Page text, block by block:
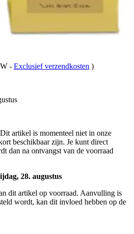
- Exclusief verzendkosten )
Dit artikel is momenteel niet in onze
beschikbaar zijn. Je kunt direct
dan na ontvangst van de voorraad
28. augustus
dit artikel op voorraad. Aanvulling is
wordt, kan dit invloed hebben op de